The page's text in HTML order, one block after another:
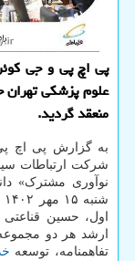
پی اچ پی و جی
علوم پزشکی
منعقد گردید.
به گزارش پی اچ
شرکت ارتباطات
نوآوری مشترک»
اول، حسین
ارشد هر دو
تفاهمنامه، توسعه